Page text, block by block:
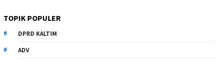
TOPIK POPULER
DPRD KALTIM
ADV